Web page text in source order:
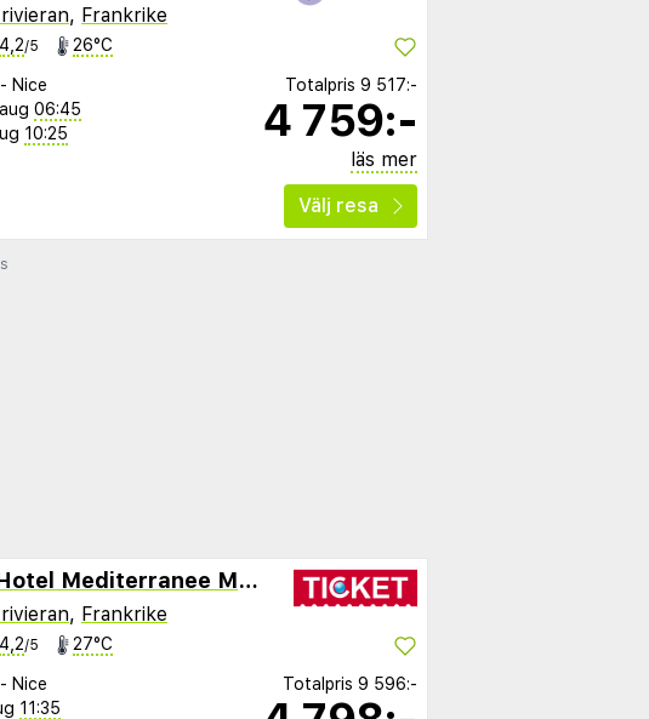
, Frankrike
4,2/5 26°C
- Nice
06:45
10:25
Totalpris 9 517:-
4 759:-
läs mer
Välj resa
Best Western Hotel Mediterranee Menton
, Frankrike
4,2/5 27°C
- Nice
11:35
Totalpris 9 596:-